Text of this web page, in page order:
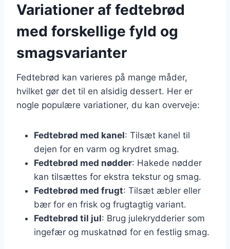
Variationer af fedtebrød
med forskellige fyld og
smagsvarianter
Fedtebrød kan varieres på mange måder,
hvilket gør det til en alsidig dessert. Her er
nogle populære variationer, du kan overveje:
Fedtebrød med kanel: Tilsæt kanel til
dejen for en varm og krydret smag.
Fedtebrød med nødder: Hakede nødder
kan tilsættes for ekstra tekstur og smag.
Fedtebrød med frugt: Tilsæt æbler eller
bær for en frisk og frugtagtig variant.
Fedtebrød til jul: Brug julekrydderier som
ingefær og muskatnød for en festlig smag.